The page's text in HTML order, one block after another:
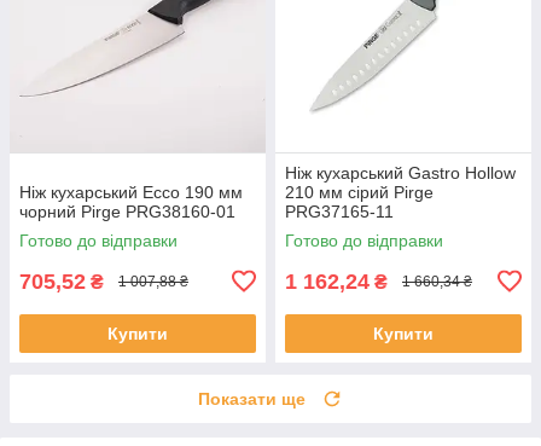
Ніж кухарський Ecco 190 мм
чорний Pirge PRG38160-01
Готово до відправки
705,52 ₴ 1 007,88 ₴
Купити
Ніж кухарський Gastro Hollow
210 мм сірий Pirge
PRG37165-11
Готово до відправки
1 162,24 ₴ 1 660,34 ₴
Купити
Показати ще